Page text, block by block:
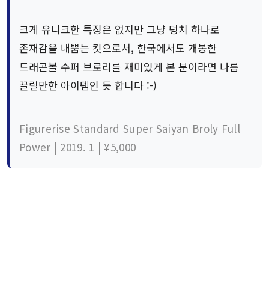
크게 유니크한 특징은 없지만 그냥 덩치 하나로
존재감을 내뿜는 킷으로서, 한국에서도 개봉한
드래곤볼 수퍼 브로리를 재미있게 본 분이라면 나름
끌릴만한 아이템인 듯 합니다 :-)
Figurerise Standard Super Saiyan Broly Full
Power | 2019. 1 | ¥5,000